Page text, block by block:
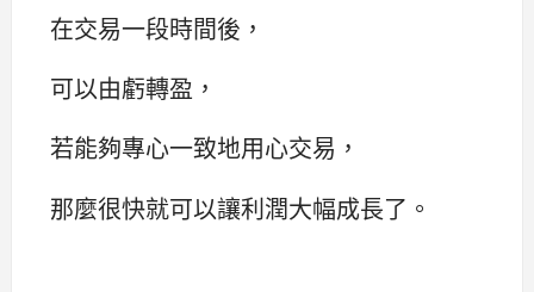
在交易一段時間後，
可以由虧轉盈，
若能夠專心一致地用心交易，
那麼很快就可以讓利潤大幅成長了。